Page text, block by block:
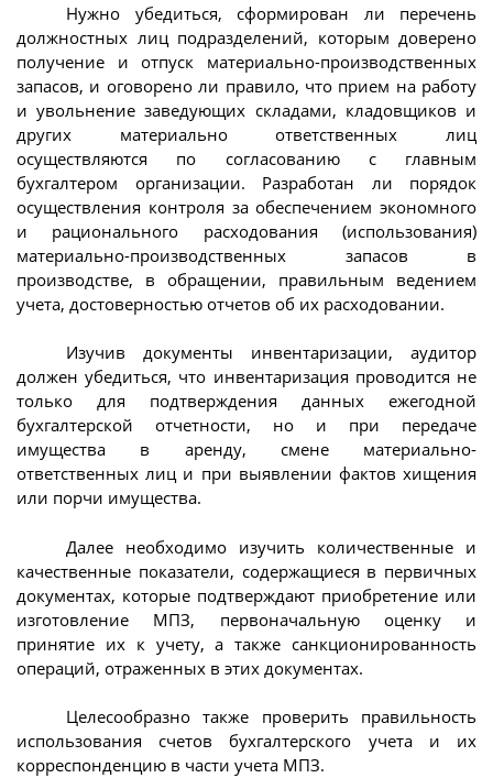
Нужно убедиться, сформирован ли перечень
должностных лиц подразделений, которым доверено
получение и отпуск материально-производственных
запасов, и оговорено ли правило, что прием на работу
и увольнение заведующих складами, кладовщиков и
других материально ответственных лиц
осуществляются по согласованию с главным
бухгалтером организации. Разработан ли порядок
осуществления контроля за обеспечением экономного
и рационального расходования (использования)
материально-производственных запасов в
производстве, в обращении, правильным ведением
учета, достоверностью отчетов об их расходовании.
Изучив документы инвентаризации, аудитор
должен убедиться, что инвентаризация проводится не
только для подтверждения данных ежегодной
бухгалтерской отчетности, но и при передаче
имущества в аренду, смене материально-
ответственных лиц и при выявлении фактов хищения
или порчи имущества.
Далее необходимо изучить количественные и
качественные показатели, содержащиеся в первичных
документах, которые подтверждают приобретение или
изготовление МПЗ, первоначальную оценку и
принятие их к учету, а также санкционированность
операций, отраженных в этих документах.
Целесообразно также проверить правильность
использования счетов бухгалтерского учета и их
корреспонденцию в части учета МПЗ.